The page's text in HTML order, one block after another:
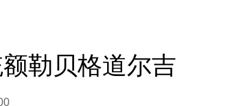
勒贝格道尔吉